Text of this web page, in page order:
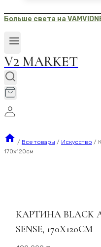
Больше света на
V2 MARKET
/ Все товары / Искусство /
170х120см
КАРТИНА BLACK
SENSE, 170Х120СМ